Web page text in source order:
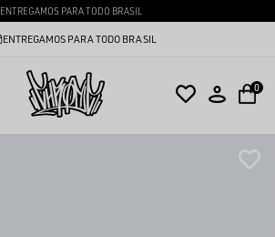
ENTREGAMOS PARA TODO BRASIL
ENTREGAMOS PARA TODO BRASIL
0